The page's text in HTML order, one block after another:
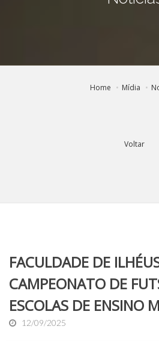
Home Mídia
Voltar
FACULDADE DE
CAMPEONATO DE
ESCOLAS DE ENSINO
12/09/2025